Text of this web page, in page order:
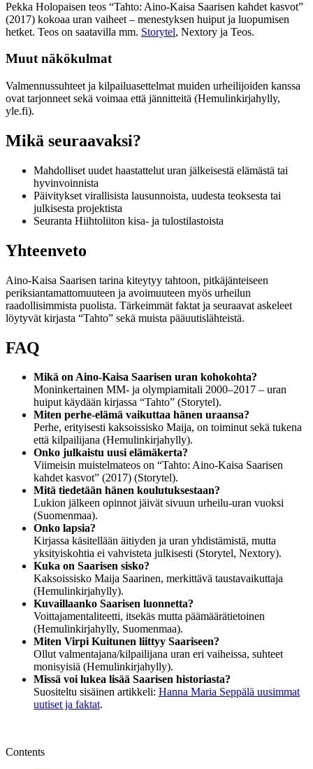
Pekka Holopaisen teos “Tahto: Aino-Kaisa Saarisen kahdet kasvot”
(2017) kokoaa uran vaiheet – menestyksen huiput ja luopumisen
hetket. Teos on saatavilla mm. Storytel, Nextory ja Teos.
Muut näkökulmat
Valmennussuhteet ja kilpailuasettelmat muiden urheilijoiden kanssa
ovat tarjonneet sekä voimaa että jännitteitä (Hemulinkirjahylly,
yle.fi).
Mikä seuraavaksi?
Mahdolliset uudet haastattelut uran jälkeisestä elämästä tai
hyvinvoinnista
Päivitykset virallisista lausunnoista, uudesta teoksesta tai
julkisesta projektista
Seuranta Hiihtoliiton kisa- ja tulostilastoista
Yhteenveto
Aino-Kaisa Saarisen tarina kiteytyy tahtoon, pitkäjänteiseen
periksiantamattomuuteen ja avoimuuteen myös urheilun
raadollisimmista puolista. Tärkeimmät faktat ja seuraavat askeleet
löytyvät kirjasta “Tahto” sekä muista pääuutislähteistä.
FAQ
Mikä on Aino-Kaisa Saarisen uran kohokohta?
Moninkertainen MM- ja olympiamitali 2000–2017 – uran
huiput käydään kirjassa “Tahto” (Storytel).
Miten perhe-elämä vaikuttaa hänen uraansa?
Perhe, erityisesti kaksoissisko Maija, on toiminut sekä tukena
että kilpailijana (Hemulinkirjahylly).
Onko julkaistu uusi elämäkerta?
Viimeisin muistelmateos on “Tahto: Aino-Kaisa Saarisen
kahdet kasvot” (2017) (Storytel).
Mitä tiedetään hänen koulutuksestaan?
Lukion jälkeen opinnot jäivät sivuun urheilu-uran vuoksi
(Suomenmaa).
Onko lapsia?
Kirjassa käsitellään äitiyden ja uran yhdistämistä, mutta
yksityiskohtia ei vahvisteta julkisesti (Storytel, Nextory).
Kuka on Saarisen sisko?
Kaksoissisko Maija Saarinen, merkittävä taustavaikuttaja
(Hemulinkirjahylly).
Kuvaillaanko Saarisen luonnetta?
Voittajamentaliteetti, itsekäs mutta päämäärätietoinen
(Hemulinkirjahylly, Suomenmaa).
Miten Virpi Kuitunen liittyy Saariseen?
Ollut valmentajana/kilpailijana uran eri vaiheissa, suhteet
monisyisiä (Hemulinkirjahylly).
Missä voi lukea lisää Saarisen historiasta?
Suositeltu sisäinen artikkeli: Hanna Maria Seppälä uusimmat
uutiset ja faktat.
Contents